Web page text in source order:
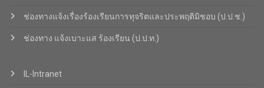
ช่องทางแจ้งเรื่องร้องเรียนการทุจริตและประพฤติมิชอบ (ป.ป.ช.)
ช่องทาง แจ้งเบาะแส ร้องเรียน (ป.ป.ท.)
IL-Intranet